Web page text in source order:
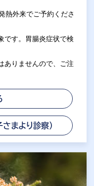
熱外来でご予約くださ
です。胃腸炎症状で検
ありませんので、ご注
まより診察）